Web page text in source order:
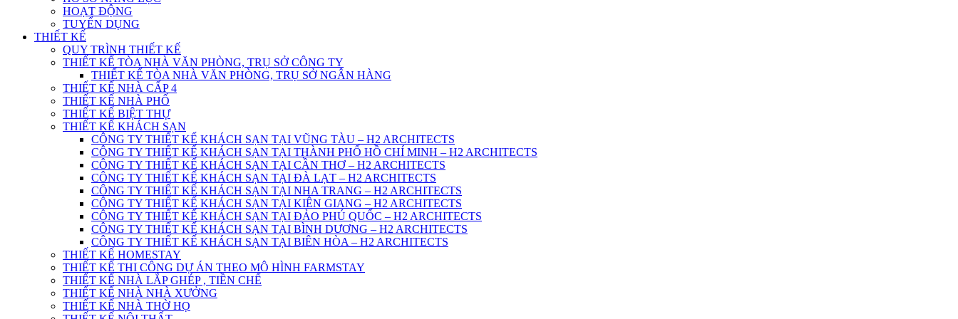
HOẠT ĐỘNG
TUYỂN DỤNG
THIẾT KẾ
QUY TRÌNH THIẾT KẾ
THIẾT KẾ TÒA NHÀ VĂN PHÒNG, TRỤ SỞ CÔNG TY
THIẾT KẾ TÒA NHÀ VĂN PHÒNG, TRỤ SỞ NGÂN HÀNG
THIẾT KẾ NHÀ CẤP 4
THIẾT KẾ NHÀ PHỐ
THIẾT KẾ BIỆT THỰ
THIẾT KẾ KHÁCH SẠN
CÔNG TY THIẾT KẾ KHÁCH SẠN TẠI VŨNG TÀU – H2 ARCHITECTS
CÔNG TY THIẾT KẾ KHÁCH SẠN TẠI THÀNH PHỐ HỒ CHÍ MINH – H2 ARCHITECTS
CÔNG TY THIẾT KẾ KHÁCH SẠN TẠI CẦN THƠ – H2 ARCHITECTS
CÔNG TY THIẾT KẾ KHÁCH SẠN TẠI ĐÀ LẠT – H2 ARCHITECTS
CÔNG TY THIẾT KẾ KHÁCH SẠN TẠI NHA TRANG – H2 ARCHITECTS
CÔNG TY THIẾT KẾ KHÁCH SẠN TẠI KIÊN GIANG – H2 ARCHITECTS
CÔNG TY THIẾT KẾ KHÁCH SẠN TẠI ĐẢO PHÚ QUỐC – H2 ARCHITECTS
CÔNG TY THIẾT KẾ KHÁCH SẠN TẠI BÌNH DƯƠNG – H2 ARCHITECTS
CÔNG TY THIẾT KẾ KHÁCH SẠN TẠI BIÊN HÒA – H2 ARCHITECTS
THIẾT KẾ HOMESTAY
THIẾT KẾ THI CÔNG DỰ ÁN THEO MÔ HÌNH FARMSTAY
THIẾT KẾ NHÀ LẮP GHÉP , TIỀN CHẾ
THIẾT KẾ NHÀ NHÀ XƯỞNG
THIẾT KẾ NHÀ THỜ HỌ